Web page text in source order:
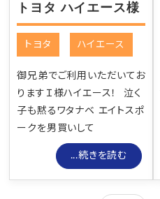
トヨタ ハイエース様
トヨタ ハイエース
御兄弟でご利用いただいてお
りますＩ様ハイエース！ 泣く
子も黙るワタナベ エイトスポ
ークを男買いして
...続きを読む